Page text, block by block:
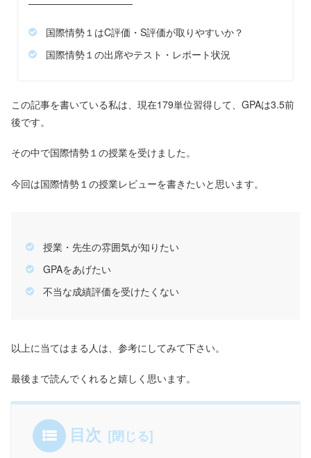
───────────────
国際情勢１はC評価・S評価が取りやすいか？
国際情勢１の出席やテスト・レポート状況
この記事を書いている私は、現在179単位習得して、GPAは3.5前
後です。
その中で国際情勢１の授業を受けました。
今回は国際情勢１の授業レビューを書きたいと思います。
授業・先生の雰囲気が知りたい
GPAをあげたい
不当な成績評価を受けたくない
以上に当てはまる人は、参考にしてみて下さい。
最後まで読んでくれると嬉しく思います。
目次